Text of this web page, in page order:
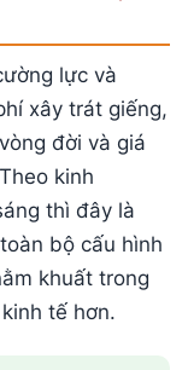
lực và
xây trát giếng,
đời và giá
kinh
thì đây là
bộ cấu hình
khuất trong
tế hơn.